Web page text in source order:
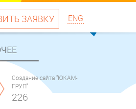
ЗАЯВКУ ENG
Создание сайта "ЮКАМ-
ГРУП"
226